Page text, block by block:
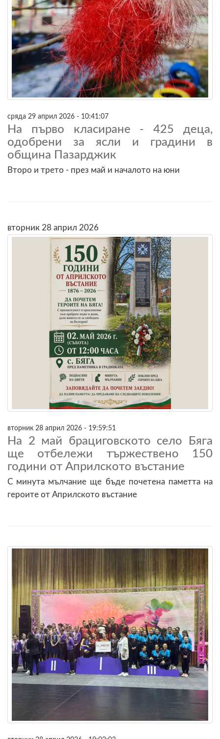
сряда 29 април 2026 - 10:41:07
На първо класиране - 425 деца,
одобрени за ясли и градини в
община Пазарджик
Второ и трето - през май и началото на юни
вторник 28 април 2026
вторник 28 април 2026 - 19:59:51
На 2 май брациговското село Бяга
ще отбележи тържествено 150
години от Априлското въстание
С минута мълчание ще бъде почетена паметта на
героите от Априлското въстание